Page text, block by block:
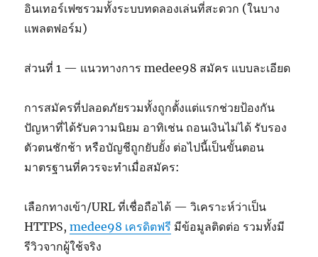
อินเทอร์เฟซรวมทั้งระบบทดลองเล่นที่สะดวก (ในบาง
แพลตฟอร์ม)
ส่วนที่ 1 — แนวทางการ medee98 สมัคร แบบละเอียด
การสมัครที่ปลอดภัยรวมทั้งถูกตั้งแต่แรกช่วยป้องกัน
ปัญหาที่ได้รับความนิยม อาทิเช่น ถอนเงินไม่ได้ รับรอง
ตัวตนชักช้า หรือบัญชีถูกยับยั้ง ต่อไปนี้เป็นขั้นตอน
มาตรฐานที่ควรจะทำเมื่อสมัคร:
เลือกทางเข้า/URL ที่เชื่อถือได้ — วิเคราะห์ว่าเป็น
HTTPS,medee98 เครดิตฟรี มีข้อมูลติดต่อ รวมทั้งมี
รีวิวจากผู้ใช้จริง